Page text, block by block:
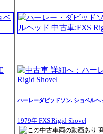
ハーレーダビッドソン. ショベルヘ
1979年 FXS Rigid Shovel